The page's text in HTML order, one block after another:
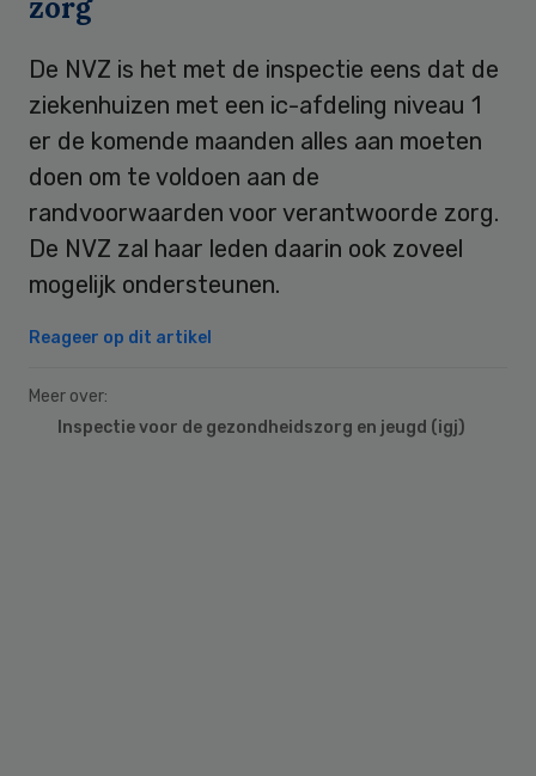
De NVZ is het met de inspectie eens dat de
ziekenhuizen met een ic-afdeling niveau 1
er de komende maanden alles aan moeten
doen om te voldoen aan de
randvoorwaarden voor verantwoorde zorg.
De NVZ zal haar leden daarin ook zoveel
mogelijk ondersteunen.
Reageer op dit artikel
Meer over:
Inspectie voor de gezondheidszorg en jeugd (igj)